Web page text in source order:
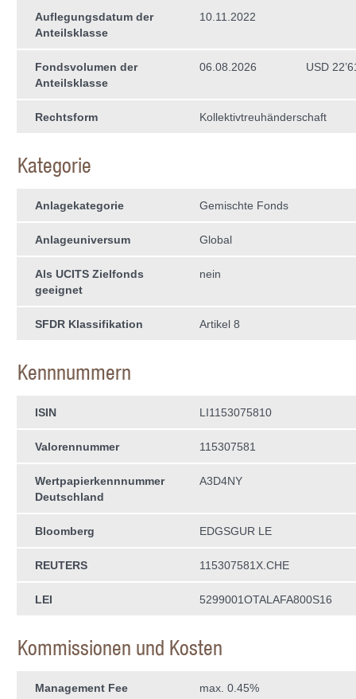
Auflegungsdatum der
Anteilsklasse
10.11.2022
Fondsvolumen der
Anteilsklasse
06.08.2026 USD
Rechtsform Kollektivtreuhän­derschaft
Kategorie
Anlagekategorie Gemischte Fonds
Anlageuniversum Global
Als UCITS Zielfonds
geeignet
nein
SFDR Klassifikation Artikel 8
Kennnummern
ISIN LI1153075810
Valorennummer 115307581
Wertpapierkenn­nummer
Deutschland
A3D4NY
Bloomberg EDGSGUR LE
REUTERS 115307581X.CHE
LEI 5299001OTALAFA800S16
Kommissionen und Kosten
Management Fee max. 0.45%